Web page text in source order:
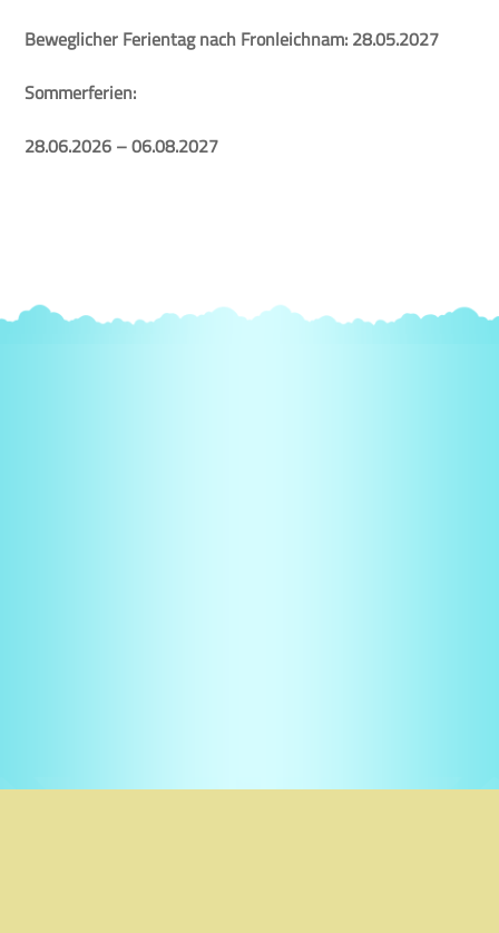
Beweglicher Ferientag nach Fronleichnam: 28.05.2027
Sommerferien:
28.06.2026 – 06.08.2027